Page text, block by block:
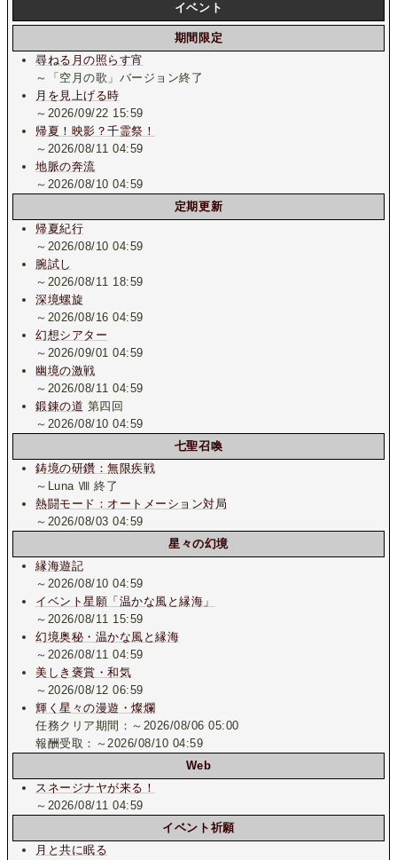
イベント
期間限定
尋ねる月の照らす宵
～「空月の歌」バージョン終了
月を見上げる時
～2026/09/22 15:59
帰夏！映影？千霊祭！
～2026/08/11 04:59
地脈の奔流
～2026/08/10 04:59
定期更新
帰夏紀行
～2026/08/10 04:59
腕試し
～2026/08/11 18:59
深境螺旋
～2026/08/16 04:59
幻想シアター
～2026/09/01 04:59
幽境の激戦
～2026/08/11 04:59
鍛錬の道 第四回
～2026/08/10 04:59
七聖召喚
鋳境の研鑽：無限疾戦
～Luna Ⅷ 終了
熱闘モード：オートメーション対局
～2026/08/03 04:59
星々の幻境
縁海遊記
～2026/08/10 04:59
イベント星願「温かな風と縁海」
～2026/08/11 15:59
幻境奥秘・温かな風と縁海
～2026/08/11 04:59
美しき褒賞・和気
～2026/08/12 06:59
輝く星々の漫遊・燦爛
任務クリア期間：～2026/08/06 05:00
報酬受取：～2026/08/10 04:59
Web
スネージナヤが来る！
～2026/08/11 04:59
イベント祈願
月と共に眠る